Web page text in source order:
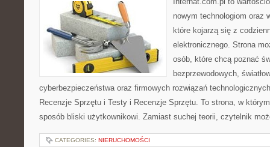
nowym technologiom oraz
które kojarzą się z
elektronicznego. Strona
osób, które chcą poznać
bezprzewodowych,
cyberbezpieczeństwa oraz firmowych rozwiązań
Recenzje Sprzętu i Testy i Recenzje Sprzętu. To strona, w
sposób bliski użytkownikowi. Zamiast suchej teorii, czytelnik
CATEGORIES: NIERUCHOMOŚCI